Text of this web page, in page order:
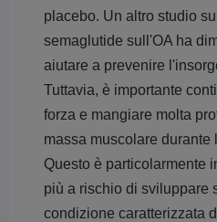
placebo. Un altro studio
semaglutide sull'OA ha
aiutare a prevenire
Tuttavia, è importante
forza e mangiare molta
massa muscolare durante
Questo è particolarmente
più a rischio di sviluppare
condizione caratterizzata